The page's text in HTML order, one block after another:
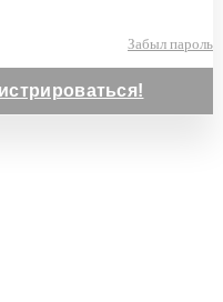
Забыл пароль